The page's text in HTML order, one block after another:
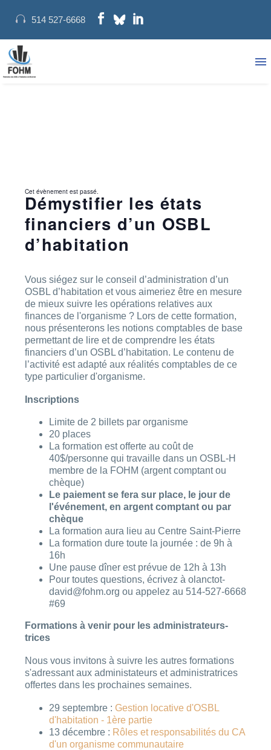
514 527-6668
Cet évènement est passé.
Démystifier les états
financiers d’un OSBL
d’habitation
Vous siégez sur le conseil d’administration d’un
OSBL d’habitation et vous aimeriez être en mesure
de mieux suivre les opérations relatives aux
finances de l'organisme ? Lors de cette formation,
nous présenterons les notions comptables de base
permettant de lire et de comprendre les états
financiers d’un OSBL d’habitation. Le contenu de
l’activité est adapté aux réalités comptables de ce
type particulier d'organisme.
Inscriptions
Limite de 2 billets par organisme
20 places
La formation est offerte au coût de
40$/personne qui travaille dans un OSBL-H
membre de la FOHM (argent comptant ou
chèque)
Le paiement se fera sur place, le jour de
l'événement, en argent comptant ou par
chèque
La formation aura lieu au Centre Saint-Pierre
La formation dure toute la journée : de 9h à
16h
Une pause dîner est prévue de 12h à 13h
Pour toutes questions, écrivez à olanctot-
david@fohm.org ou appelez au 514-527-6668
#69
Formations à venir pour les administrateurs-
trices
Nous vous invitons à suivre les autres formations
s'adressant aux administateurs et administratrices
offertes dans les prochaines semaines.
29 septembre : Gestion locative d'OSBL
d'habitation - 1ère partie
13 décembre : Rôles et responsabilités du CA
d'un organisme communautaire